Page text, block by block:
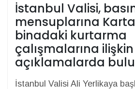
İstanbul Valisi,
mensuplarına
binadaki kurtarma
çalışmalarına ilişkin
açıklamalarda
İstanbul Valisi Ali Yerlikaya